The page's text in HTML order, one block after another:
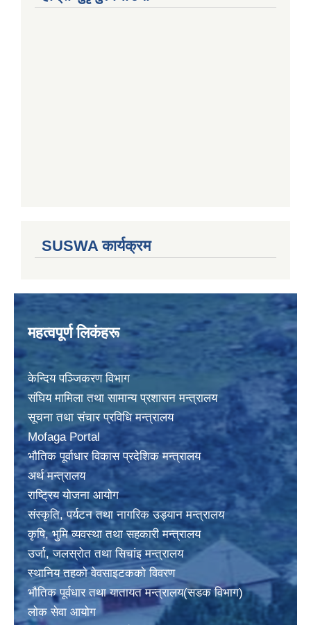
SUSWA कार्यक्रम
महत्वपूर्ण लिकंहरू
केन्दिय पञ्जिकरण विभाग
संघिय मामिला तथा सामान्य प्रशासन मन्त्रालय
सूचना तथा संचार प्रविधि मन्त्रालय
Mofaga Portal
भाैतिक पूर्वाधार विकास प्रदेशिक मन्त्रालय
अर्थ मन्त्रालय
राष्ट्रिय योजना आयोग
संस्कृति, पर्यटन तथा नागरिक उड्यान मन्त्रालय
कृषि, भुमि व्यवस्था तथा सहकारी मन्त्रालय
उर्जा, जलस्राेत तथा सिचांइ मन्त्रालय
स्थानिय तहकाे वेवसाइटककाे विवरण
भाैतिक पूर्वधार तथा यातायत मन्त्रालय(सडक विभाग)
लाेक सेवा आयोग